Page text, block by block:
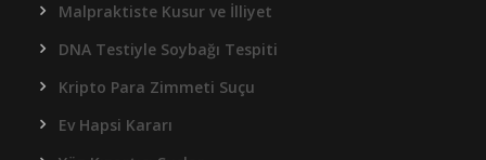
Malpraktiste Kusur ve İlliyet
DNA Testiyle Soybağı Tespiti
Kripto Para Zimmeti Suçu
Ev Hapsi Kararı